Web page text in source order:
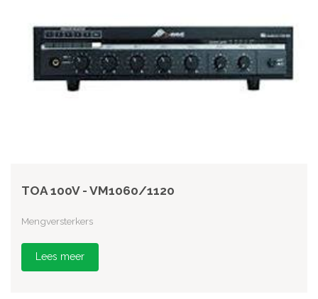
TOA 100V - VM1060/1120
Mengversterkers
Lees meer